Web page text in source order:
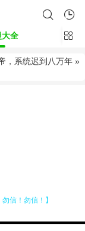
大全
，系统迟到八万年 »